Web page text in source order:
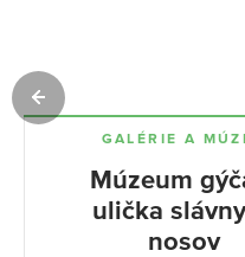
GALÉRIE A
Múzeum
ulička
nosov